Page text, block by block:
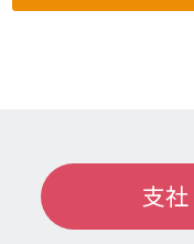
し、利用目的を、法令
き、あらかじめ公表す
公表します。具体的な
支